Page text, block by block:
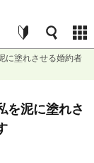
に塗れさせる婚約者
を泥に塗れさ